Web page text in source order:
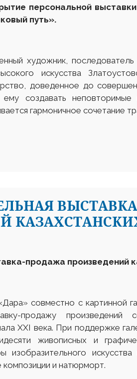
персональной выставки
путь».
художник, последователь
искусства
доведенное до
создавать неповторимые
гармоничное сочетание
продажа произведений
совместно с картинной
продажу произведений
XXI века. При поддержке
живописных и
изобразительного искусства
и натюрморт.